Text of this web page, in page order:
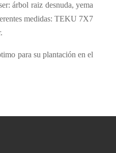
árbol raiz desnuda, yema
medidas: TEKU 7X7
para su plantación en el